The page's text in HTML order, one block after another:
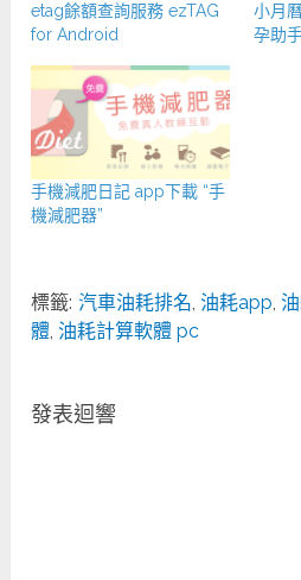
etag餘額查詢服務 ezTAG
for Android
小月
孕助
手機減肥日記 app下載 “手
機減肥器”
標籤: 汽車油耗排名, 油耗app,
體, 油耗計算軟體 pc
發表迴響